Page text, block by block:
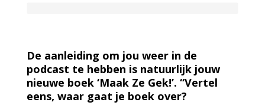
De aanleiding om jou weer in de
podcast te hebben is natuurlijk jouw
nieuwe boek ‘Maak Ze Gek!’. “Vertel
eens, waar gaat je boek over?